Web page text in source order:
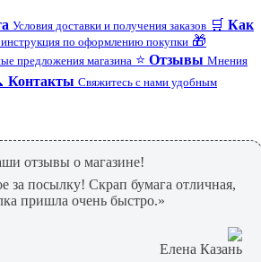
Условия доставки и получения заказов 🛒 Как
по оформлению покупки 🎁
предложения магазина ⭐ Отзывы Мнения
Контакты Свяжитесь с нами удобным
отзывы о магазине!
за посылку! Скрап бумага отличная,
пришла очень быстро.»
Елена Казань